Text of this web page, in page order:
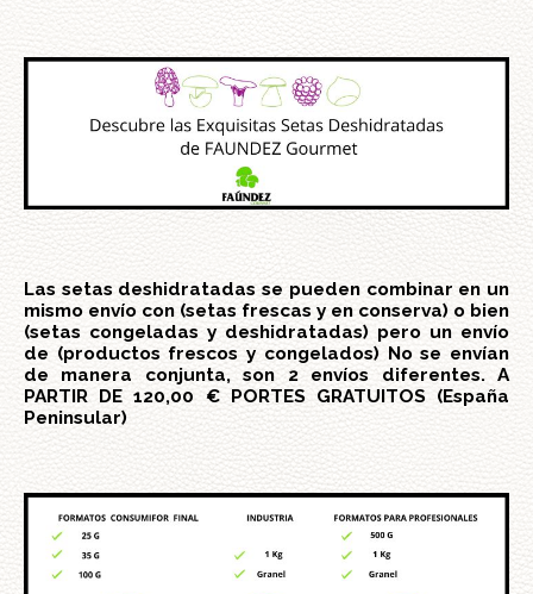
Las setas deshidratadas se pueden combinar en un
mismo envío con (setas frescas y en conserva) o bien
(setas congeladas y deshidratadas) pero un envío
de (productos frescos y congelados) No se envían
de manera conjunta, son 2 envíos diferentes. A
PARTIR DE 120,00 € PORTES GRATUITOS (España
Peninsular)